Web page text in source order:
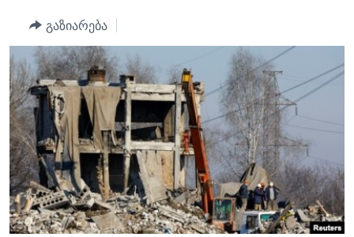
ᲕᲘᲓᲔᲝᲔᲑᲘ
ᲒᲐᲓᲐᲪᲔᲛᲔᲑᲘ
ᲕᲐᲨᲘᲜᲒᲢᲝᲜᲘ ᲓᲦᲔᲡ
ᲮᲔᲓᲕᲐ ᲕᲐᲨᲘᲜᲒᲢᲝᲜᲘᲓᲐᲜ
ᲡᲢᲣᲓᲘᲐ ᲕᲐᲨᲘᲜᲒᲢᲝᲜᲘ
ᲡᲮᲕᲐ ᲡᲘᲐᲮᲚᲔᲔᲑᲘ
ᲞᲝᲚᲘᲢᲘᲙᲐ
ᲔᲙᲝᲜᲝᲛᲘᲙᲐ
ᲯᲐᲜᲛᲠᲗᲔᲚᲝᲑᲐ
ᲛᲔᲪᲜᲘᲔᲠᲔᲑᲐ
ᲘᲜᲢᲔᲠᲕᲘᲣ
ᲠᲣᲡᲔᲗᲘᲡ ᲨᲔᲭᲠᲐ ᲣᲙᲠᲐᲘᲜᲐᲨᲘ
Learning English
ᲗᲕᲐᲚᲘ ᲒᲕᲐᲓᲔᲕᲜᲔᲗ
გაზიარება